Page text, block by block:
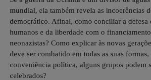
mundial, ela também revela as incoerências
democrático. Afinal, como conciliar a defesa
humanos e da liberdade com o
neonazistas? Como explicar às novas
deve ser combatido em todas as suas
conveniência política, alguns grupos podem
celebrados?